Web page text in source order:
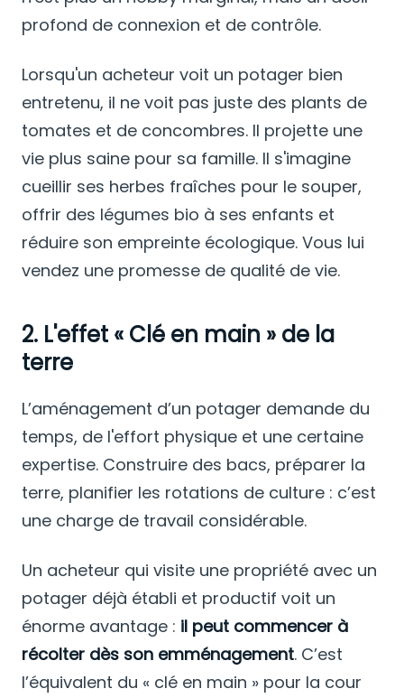
profond de connexion et de contrôle.
Lorsqu'un acheteur voit un potager bien
entretenu, il ne voit pas juste des plants de
tomates et de concombres. Il projette une
vie plus saine pour sa famille. Il s'imagine
cueillir ses herbes fraîches pour le souper,
offrir des légumes bio à ses enfants et
réduire son empreinte écologique. Vous lui
vendez une promesse de qualité de vie.
2. L'effet « Clé en main » de la
terre
L’aménagement d’un potager demande du
temps, de l'effort physique et une certaine
expertise. Construire des bacs, préparer la
terre, planifier les rotations de culture : c’est
une charge de travail considérable.
Un acheteur qui visite une propriété avec un
potager déjà établi et productif voit un
énorme avantage : il peut commencer à
récolter dès son emménagement. C’est
l’équivalent du « clé en main » pour la cour